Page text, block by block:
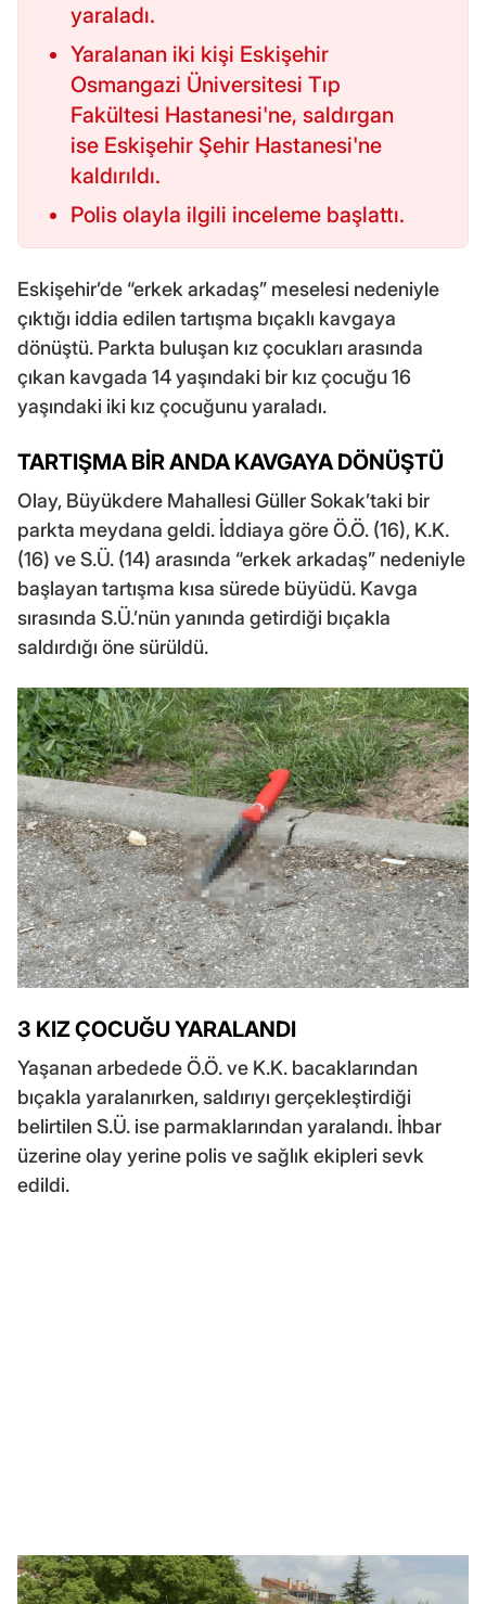
yaraladı.
Yaralanan iki kişi Eskişehir
Osmangazi Üniversitesi Tıp
Fakültesi Hastanesi'ne, saldırgan
ise Eskişehir Şehir Hastanesi'ne
kaldırıldı.
Polis olayla ilgili inceleme başlattı.
Eskişehir’de “erkek arkadaş” meselesi nedeniyle
çıktığı iddia edilen tartışma bıçaklı kavgaya
dönüştü. Parkta buluşan kız çocukları arasında
çıkan kavgada 14 yaşındaki bir kız çocuğu 16
yaşındaki iki kız çocuğunu yaraladı.
TARTIŞMA BİR ANDA KAVGAYA DÖNÜŞTÜ
Olay, Büyükdere Mahallesi Güller Sokak’taki bir
parkta meydana geldi. İddiaya göre Ö.Ö. (16), K.K.
(16) ve S.Ü. (14) arasında “erkek arkadaş” nedeniyle
başlayan tartışma kısa sürede büyüdü. Kavga
sırasında S.Ü.’nün yanında getirdiği bıçakla
saldırdığı öne sürüldü.
3 KIZ ÇOCUĞU YARALANDI
Yaşanan arbedede Ö.Ö. ve K.K. bacaklarından
bıçakla yaralanırken, saldırıyı gerçekleştirdiği
belirtilen S.Ü. ise parmaklarından yaralandı. İhbar
üzerine olay yerine polis ve sağlık ekipleri sevk
edildi.